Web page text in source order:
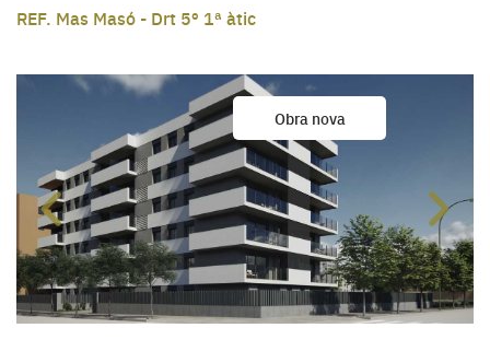
REF. Mas Masó - Drt 5º 1ª àtic
Previous Next
Obra nova